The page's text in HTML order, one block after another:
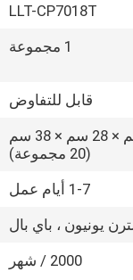
LLT-CP7018T
1 مجموعة
قابل للتفاوض
حجم الكرتون 54 سم × 28 سم × 38 سم
(20 مجموعة)
1-7 أيام عمل
2000 / شهر